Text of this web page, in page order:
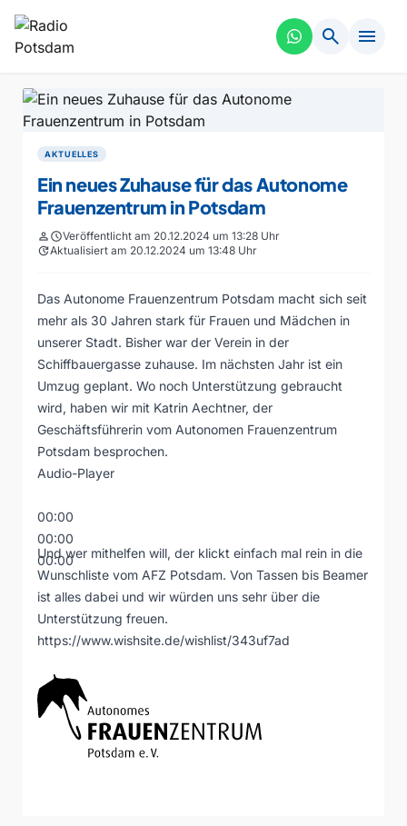
search menu
AKTUELLES
Ein neues Zuhause für das Autonome
Frauenzentrum in Potsdam
personscheduleVeröffentlicht am 20.12.2024 um 13:28 Uhr
updateAktualisiert am 20.12.2024 um 13:48 Uhr
Das Autonome Frauenzentrum Potsdam macht sich seit
mehr als 30 Jahren stark für Frauen und Mädchen in
unserer Stadt. Bisher war der Verein in der
Schiffbauergasse zuhause. Im nächsten Jahr ist ein
Umzug geplant. Wo noch Unterstützung gebraucht
wird, haben wir mit Katrin Aechtner, der
Geschäftsführerin vom Autonomen Frauenzentrum
Potsdam besprochen.
Audio-Player
00:00
00:00
00:00
Und wer mithelfen will, der klickt einfach mal rein in die
Wunschliste vom AFZ Potsdam. Von Tassen bis Beamer
ist alles dabei und wir würden uns sehr über die
Unterstützung freuen.
https://www.wishsite.de/wishlist/343uf7ad